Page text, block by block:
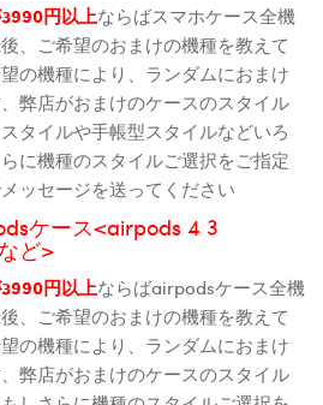
円以上ならばスマホケース全機
、ご希望のおまけの機種を教えて
の機種により、ランダムにおまけ
弊店がおまけのケースのスタイル
タイルや手帳型スタイルなどいろ
に機種のスタイルご選択をご指定
ッセージを送ってください
ケース<airpods 4 3
ど>
円以上ならばairpodsケース全機
、ご希望のおまけの機種を教えて
の機種により、ランダムにおまけ
弊店がおまけのケースのスタイル